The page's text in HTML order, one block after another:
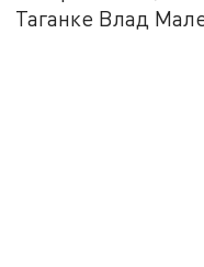
Таганке Влад